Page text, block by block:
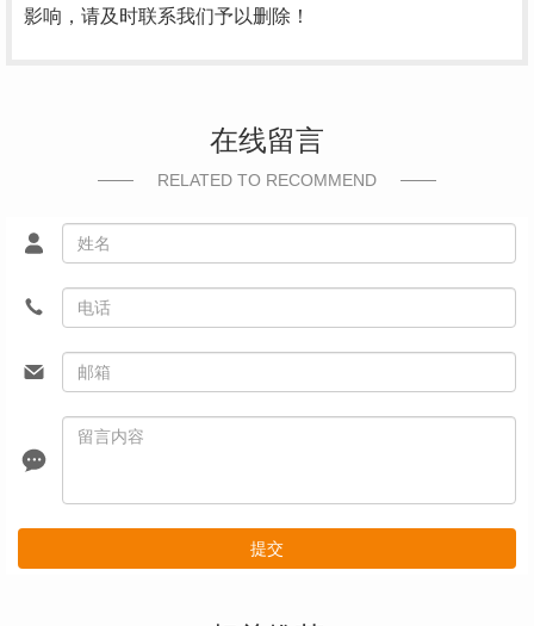
影响，请及时联系我们予以删除！
在线留言
RELATED TO RECOMMEND
提交